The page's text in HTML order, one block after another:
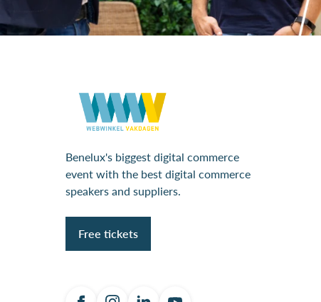
Benelux's biggest digital commerce
event with the best digital commerce
speakers and suppliers.
Free tickets